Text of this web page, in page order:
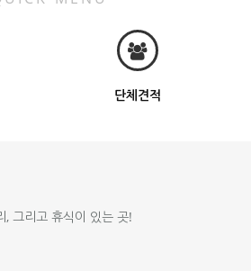
단체견적
그리고 휴식이 있는 곳!